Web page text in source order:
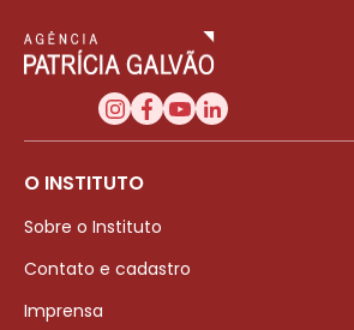
O INSTITUTO
Sobre o Instituto
Contato e cadastro
Imprensa